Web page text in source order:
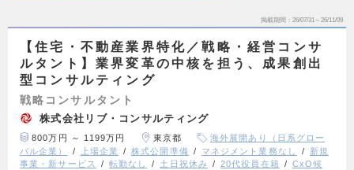
掲載期間 26/07/31～26/11/09
【住宅・不動産業界特化／戦略・経営コンサ
ルタント】業界変革の中核を担う、成果創出
型コンサルティング
戦略コンサルタント
株式会社リブ・コンサルティング
800万円 ～ 1199万円 東京都
海外展開あり（日系グロー
バル企業）
上場企業 株式公開準備 マネジメント業務なし
新規
事業・新サービス
転勤なし 土日祝休み 20代役員在籍
CxO候